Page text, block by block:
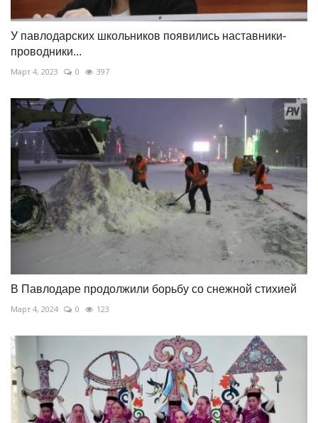
У павлодарских школьников появились наставники-
проводники...
Март 4, 2023 0 397
В Павлодаре продолжили борьбу со снежной стихией
Март 4, 2024 0 123